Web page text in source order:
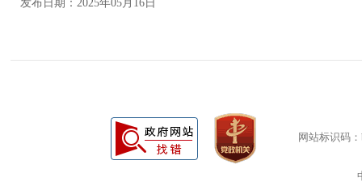
发布日期：2025年05月16日
网站标识码